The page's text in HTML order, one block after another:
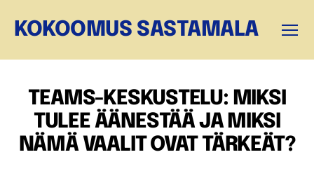
KOKOOMUS SASTAMALA
TEAMS-KESKUSTELU: MIKSI
TULEE ÄÄNESTÄÄ JA MIKSI
NÄMÄ VAALIT OVAT TÄRKEÄT?